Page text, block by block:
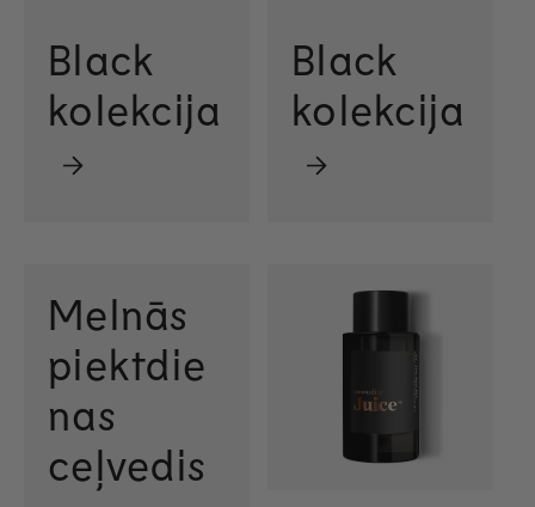
Black
kolekcija
Black
kolekcija
Melnās
piektdie
nas
ceļvedis